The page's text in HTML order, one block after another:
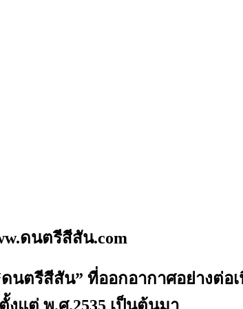
ดนตรีสีสัน.com
ดนตรีสีสัน” ที่ออกอากาศอย่างต่อ
ตั้งแต่ พ.ศ.2535 เป็นต้นมา